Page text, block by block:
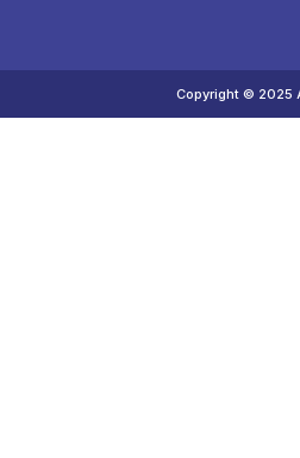
Copyright © 2025